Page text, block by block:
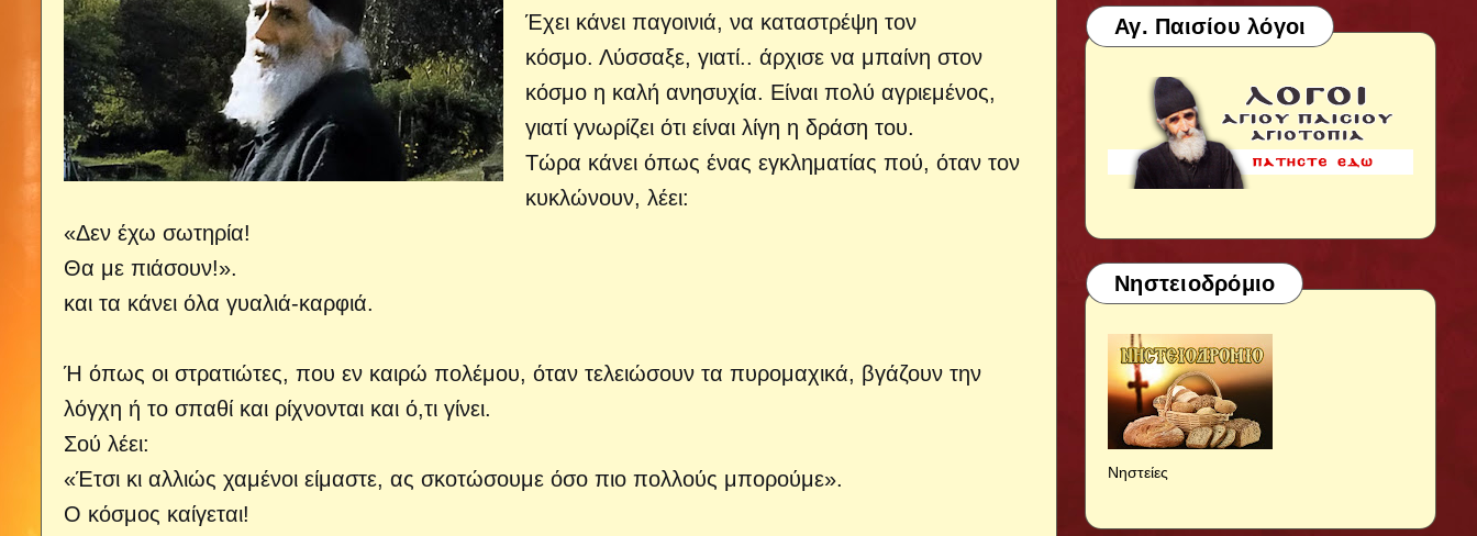
Έχει κάνει παγοινιά, να καταστρέψη τον
κόσμο. Λύσσαξε, γιατί.. άρχισε να μπαίνη στον
κόσμο η καλή ανησυχία. Είναι πολύ αγριεμένος,
γιατί γνωρίζει ότι είναι λίγη η δράση του.
Τώρα κάνει όπως ένας εγκληματίας πού, όταν τον
κυκλώνουν, λέει:
«Δεν έχω σωτηρία!
Θα με πιάσουν!».
και τα κάνει όλα γυαλιά-καρφιά.
Ή όπως οι στρατιώτες, που εν καιρώ πολέμου, όταν τελειώσουν τα πυρομαχικά, βγάζουν την
λόγχη ή το σπαθί και ρίχνονται και ό,τι γίνει.
Σού λέει:
«Έτσι κι αλλιώς χαμένοι είμαστε, ας σκοτώσουμε όσο πιο πολλούς μπορούμε».
Ο κόσμος καίγεται!
Αγ. Παισίου λόγοι
Νηστειοδρόμιο
Νηστείες